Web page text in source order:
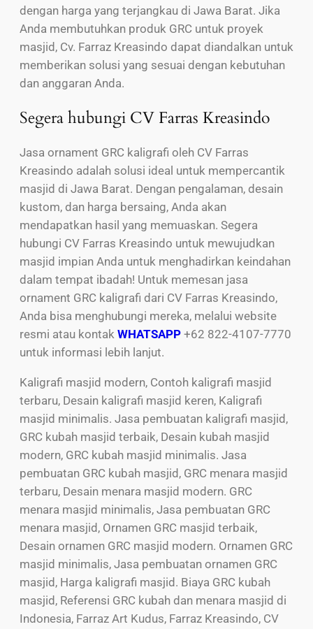
dengan harga yang terjangkau di Jawa Barat. Jika
Anda membutuhkan produk GRC untuk proyek
masjid, Cv. Farraz Kreasindo dapat diandalkan untuk
memberikan solusi yang sesuai dengan kebutuhan
dan anggaran Anda.
Segera hubungi CV Farras Kreasindo
Jasa ornament GRC kaligrafi oleh CV Farras
Kreasindo adalah solusi ideal untuk mempercantik
masjid di Jawa Barat. Dengan pengalaman, desain
kustom, dan harga bersaing, Anda akan
mendapatkan hasil yang memuaskan. Segera
hubungi CV Farras Kreasindo untuk mewujudkan
masjid impian Anda untuk menghadirkan keindahan
dalam tempat ibadah! Untuk memesan jasa
ornament GRC kaligrafi dari CV Farras Kreasindo,
Anda bisa menghubungi mereka, melalui website
resmi atau kontak WHATSAPP +62 822-4107-7770
untuk informasi lebih lanjut.
Kaligrafi masjid modern, Contoh kaligrafi masjid
terbaru, Desain kaligrafi masjid keren, Kaligrafi
masjid minimalis. Jasa pembuatan kaligrafi masjid,
GRC kubah masjid terbaik, Desain kubah masjid
modern, GRC kubah masjid minimalis. Jasa
pembuatan GRC kubah masjid, GRC menara masjid
terbaru, Desain menara masjid modern. GRC
menara masjid minimalis, Jasa pembuatan GRC
menara masjid, Ornamen GRC masjid terbaik,
Desain ornamen GRC masjid modern. Ornamen GRC
masjid minimalis, Jasa pembuatan ornamen GRC
masjid, Harga kaligrafi masjid. Biaya GRC kubah
masjid, Referensi GRC kubah dan menara masjid di
Indonesia, Farraz Art Kudus, Farraz Kreasindo, CV